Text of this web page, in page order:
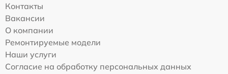
Контакты
Вакансии
О компании
Ремонтируемые модели
Наши услуги
Согласие на обработку персональных данных